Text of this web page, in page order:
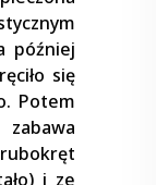
później
się
Potem
i ze